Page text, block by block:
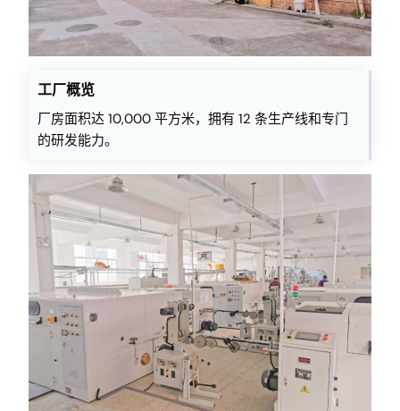
工厂概览
厂房面积达 10,000 平方米，拥有 12 条生产线和专门
的研发能力。